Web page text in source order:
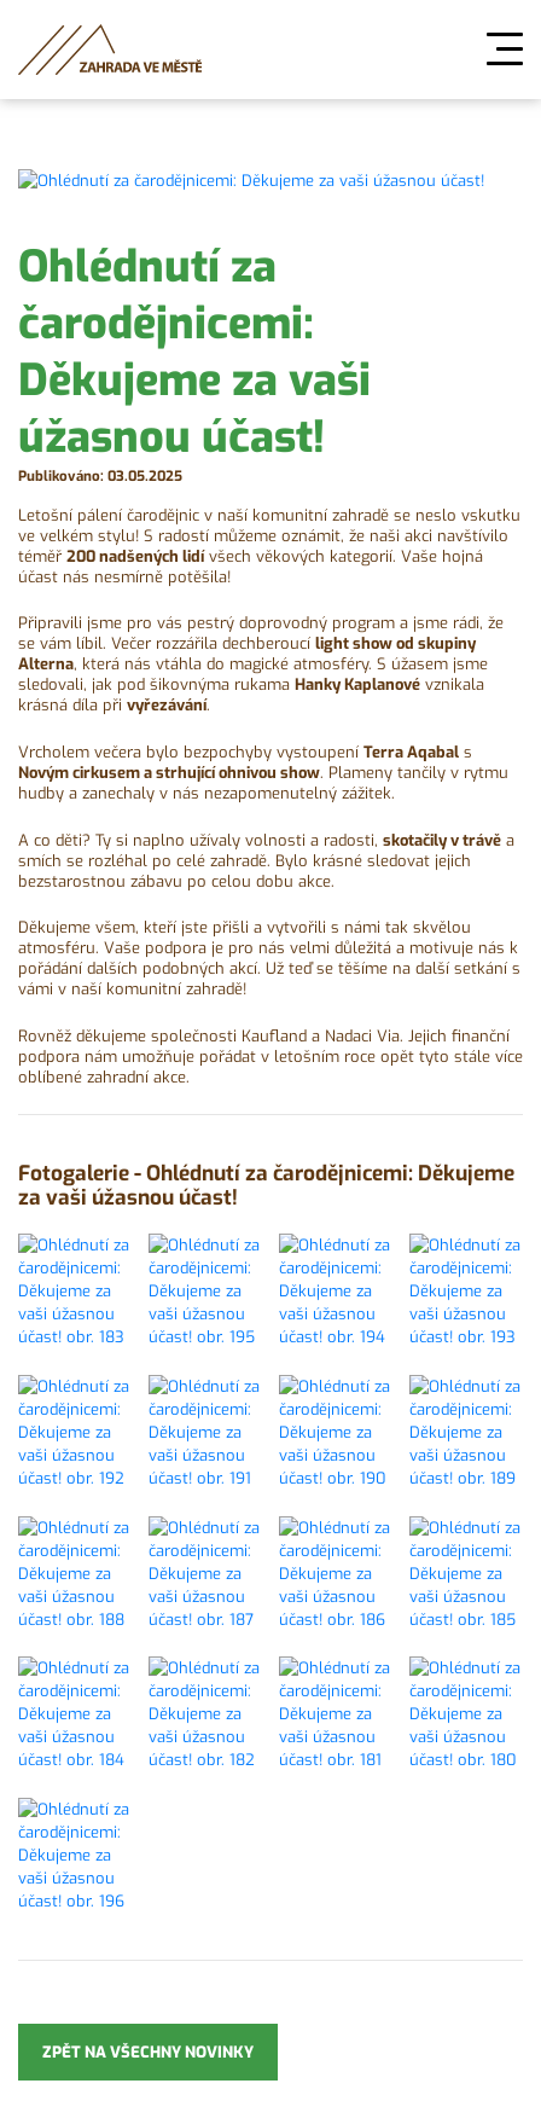
Ohlédnutí za
čarodějnicemi:
Děkujeme za vaši
úžasnou účast!
Publikováno: 03.05.2025
Letošní pálení čarodějnic v naší komunitní zahradě se neslo vskutku
ve velkém stylu! S radostí můžeme oznámit, že naši akci navštívilo
téměř 200 nadšených lidívšech věkových kategorií. Vaše hojná
účast nás nesmírně potěšila!
Připravili jsme pro vás pestrý doprovodný program a jsme rádi, že
se vám líbil. Večer rozzářila dechberoucí light show od skupiny
Alterna, která nás vtáhla do magické atmosféry. S úžasem jsme
sledovali, jak pod šikovnýma rukama Hanky Kaplanové vznikala
krásná díla při vyřezávání.
Vrcholem večera bylo bezpochyby vystoupení Terra Aqabal s
Novým cirkusem a strhující ohnivou show. Plameny tančily v rytmu
hudby a zanechaly v nás nezapomenutelný zážitek.
A co děti? Ty si naplno užívaly volnosti a radosti, skotačily v trávě a
smích se rozléhal po celé zahradě. Bylo krásné sledovat jejich
bezstarostnou zábavu po celou dobu akce.
Děkujeme všem, kteří jste přišli a vytvořili s námi tak skvělou
atmosféru. Vaše podpora je pro nás velmi důležitá a motivuje nás k
pořádání dalších podobných akcí. Už teď se těšíme na další setkání s
vámi v naší komunitní zahradě!
Rovněž děkujeme společnosti Kaufland a Nadaci Via. Jejich finanční
podpora nám umožňuje pořádat v letošním roce opět tyto stále více
oblíbené zahradní akce.
Fotogalerie - Ohlédnutí za čarodějnicemi: Děkujeme
za vaši úžasnou účast!
ZPĚT NA VŠECHNY NOVINKY